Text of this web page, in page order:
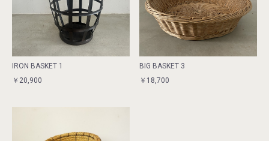
IRON BASKET 1
￥20,900
BIG BASKET 3
￥18,700